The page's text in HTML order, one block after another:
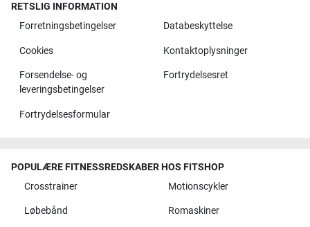
RETSLIG INFORMATION
Forretningsbetingelser
Databeskyttelse
Cookies Kontaktoplysninger
Forsendelse- og
leveringsbetingelser
Fortrydelsesret
Fortrydelsesformular
POPULÆRE FITNESSREDSKABER HOS FITSHOP
Crosstrainer
Motionscykler
Løbebånd Romaskiner